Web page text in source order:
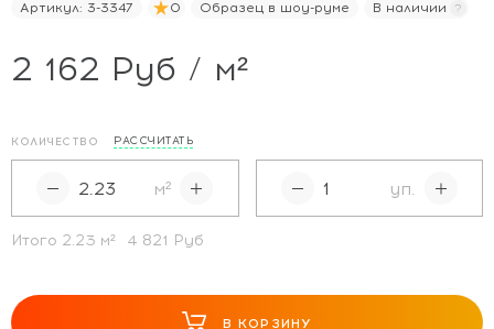
Артикул: 3-3347 0 Образец в шоу-руме В наличии
2 162 Руб / м²
КОЛИЧЕСТВО РАССЧИТАТЬ
м² уп.
Итого 2.23 м² 4 821 Руб
В КОРЗИНУ